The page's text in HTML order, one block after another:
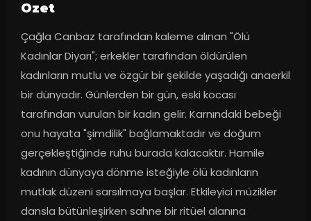
Ozet
Çağla Canbaz tarafından kaleme alınan "Ölü
Kadınlar Diyarı"; erkekler tarafından öldürülen
kadınların mutlu ve özgür bir şekilde yaşadığı anaerkil
bir dünyadır. Günlerden bir gün, eski kocası
tarafından vurulan bir kadın gelir. Karnındaki bebeği
onu hayata "şimdilik" bağlamaktadır ve doğum
gerçekleştiğinde ruhu burada kalacaktır. Hamile
kadının dünyaya dönme isteğiyle ölü kadınların
mutlak düzeni sarsılmaya başlar. Etkileyici müzikler
dansla bütünleşirken sahne bir ritüel alanına